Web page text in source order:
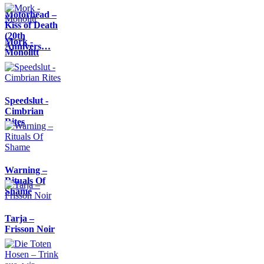
Motörhead –
Kiss of Death
(20th
Annivers…
Mork -
Monolitt
Speedslut -
Cimbrian
Rites
Warning –
Rituals Of
Shame
Tarja –
Frisson Noir